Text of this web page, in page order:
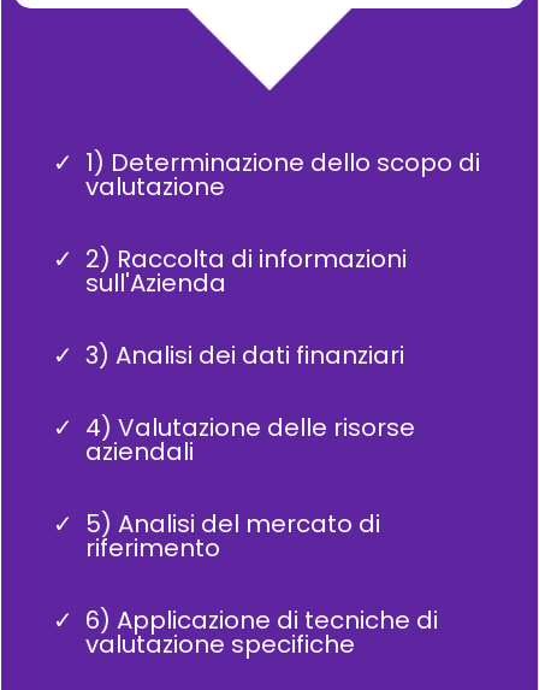
1) Determinazione dello scopo di
valutazione
2) Raccolta di informazioni
sull'Azienda
3) Analisi dei dati finanziari
4) Valutazione delle risorse
aziendali
5) Analisi del mercato di
riferimento
6) Applicazione di tecniche di
valutazione specifiche